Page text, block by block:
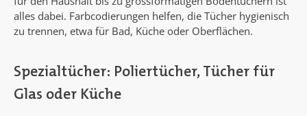
alles dabei. Farbcodierungen helfen, die Tücher hygienisch
zu trennen, etwa für Bad, Küche oder Oberflächen.
Spezialtücher: Poliertücher, Tücher für
Glas oder Küche